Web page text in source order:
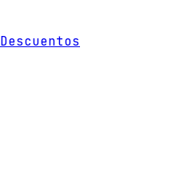
Descuentos